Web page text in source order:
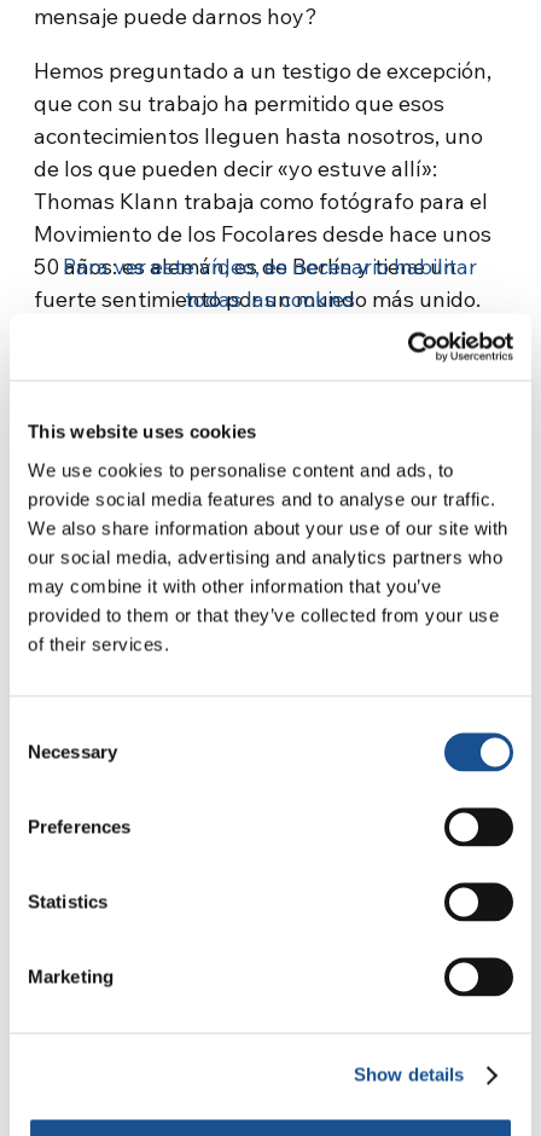
This website uses cookies
We use cookies to personalise content and ads, to
provide social media features and to analyse our traffic.
We also share information about your use of our site with
our social media, advertising and analytics partners who
may combine it with other information that you’ve
provided to them or that they’ve collected from your use
of their services.
Selection
Necessary
Preferences
Statistics
Marketing
Show details
mensaje puede darnos hoy?
Hemos preguntado a un testigo de excepción,
que con su trabajo ha permitido que esos
acontecimientos lleguen hasta nosotros, uno
de los que pueden decir «yo estuve allí»:
Thomas Klann trabaja como fotógrafo para el
Movimiento de los Focolares desde hace unos
50 años: es alemán, es de Berlín y tiene un
fuerte sentimiento por un mundo más unido.
Para ver este vídeo, es necesario habilitar
todas las cookies
Related News
La Odisea, de Christopher
Nolan: Ulises y la necesidad
Festival Re-Imaginar la Paz, un
himno a la paz desde Florencia